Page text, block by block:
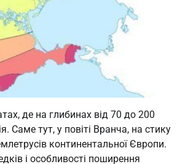
де на глибинах від 70 до 200
Саме тут, у повіті Вранча, на стику
континентальної Європи.
і особливості поширення